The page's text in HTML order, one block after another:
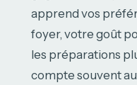
apprend vos
foyer, votre goût
les préparations
compte souvent